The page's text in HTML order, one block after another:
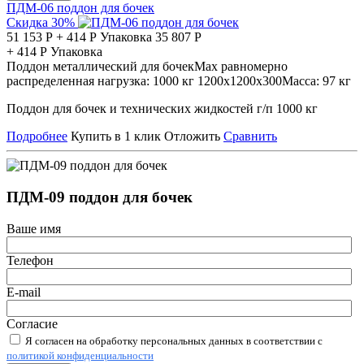
ПДМ-06 поддон для бочек
Скидка 30%
51 153 Р + 414 Р Упаковка 35 807 Р
+ 414 Р Упаковка
Поддон металлический для бочекМах равномерно
распределенная нагрузка: 1000 кг 1200х1200х300Масса: 97 кг
Поддон для бочек и технических жидкостей г/п 1000 кг
Подробнее Купить в 1 клик Отложить Сравнить
ПДМ-09 поддон для бочек
Ваше имя
Телефон
E-mail
Согласие
Я согласен на обработку персональных данных в соответствии с
политикой конфиденциальности